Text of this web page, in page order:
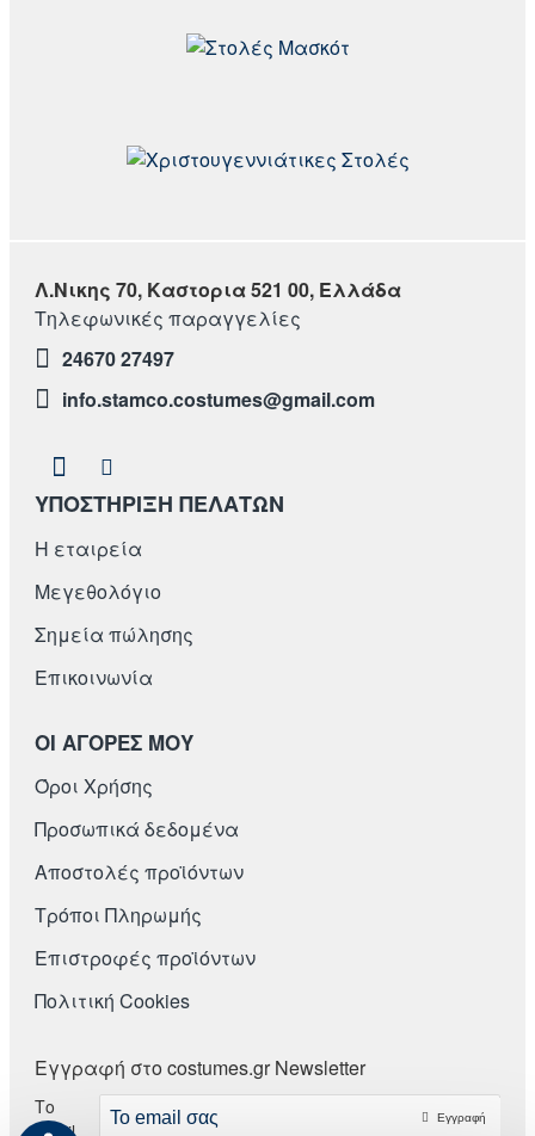
Λ.Νικης 70, Καστορια 521 00, Ελλάδα
Τηλεφωνικές παραγγελίες
24670 27497
info.stamco.costumes@gmail.com
ΥΠΟΣΤΗΡΙΞΗ ΠΕΛΑΤΩΝ
Η εταιρεία
Μεγεθολόγιο
Σημεία πώλησης
Επικοινωνία
ΟΙ ΑΓΟΡΕΣ ΜΟΥ
Όροι Χρήσης
Προσωπικά δεδομένα
Αποστολές προϊόντων
Τρόποι Πληρωμής
Επιστροφές προϊόντων
Πολιτική Cookies
Εγγραφή στο costumes.gr Newsletter
Το
email
Εγγραφή